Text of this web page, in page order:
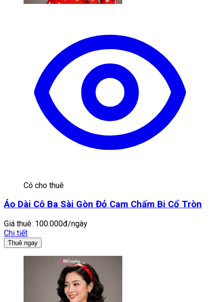
Có cho thuê
Áo Dài Cô Ba Sài Gòn Đỏ Cam Chấm Bi Cổ Tròn
Giá thuê: 100.000đ/ngày
Chi tiết
Thuê ngay